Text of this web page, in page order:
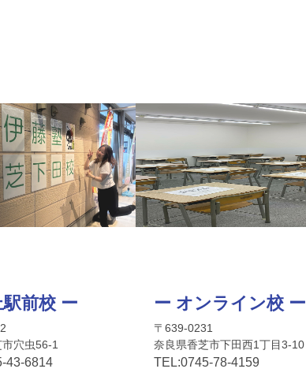
前校 ー
穴虫56-1
43-6814
ー オンライン校 ー
〒639-0231
奈良県香芝市下田西1丁目3-10
TEL:0745-78-4159